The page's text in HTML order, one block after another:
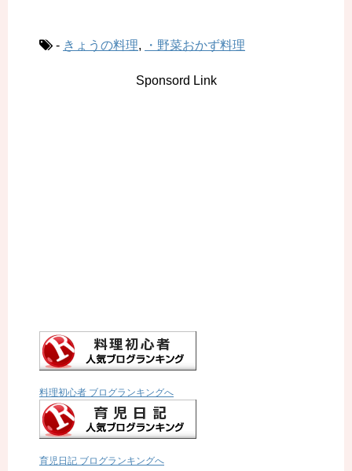
- きょうの料理, ・野菜おかず料理
Sponsord Link
料理初心者 ブログランキングへ
育児日記 ブログランキングへ